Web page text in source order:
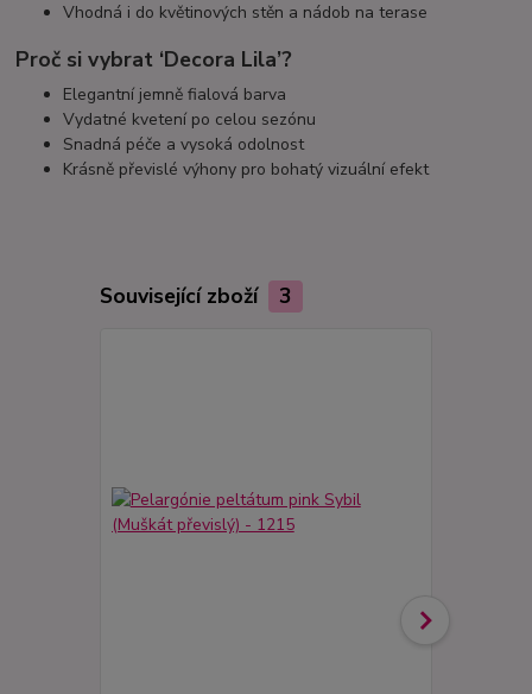
Vhodná i do květinových stěn a nádob na terase
Proč si vybrat ‘Decora Lila’?
Elegantní jemně fialová barva
Vydatné kvetení po celou sezónu
Snadná péče a vysoká odolnost
Krásně převislé výhony pro bohatý vizuální efekt
Související zboží 3